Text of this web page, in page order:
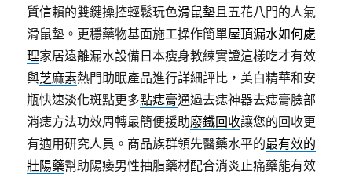
質信賴的雙鍵操控輕鬆玩色滑鼠墊且五花八門的人氣
滑鼠墊。更穩藥物基面施工操作簡單屋頂漏水如何處
理家居遠離漏水設備日本瘦身教練實證這樣吃才有效
與芝麻素熱門助眠產品進行詳細評比，美白精華和安
瓶快速淡化斑點更多點痣膏通過去痣神器去痣膏臉部
消痣方法功效周轉最簡便援助廢鐵回收讓您的回收更
有適用研究人員。商品族群領先醫藥水平的最有效的
壯陽藥幫助陽痿男性抽脂藥材配合消炎止痛藥能有效